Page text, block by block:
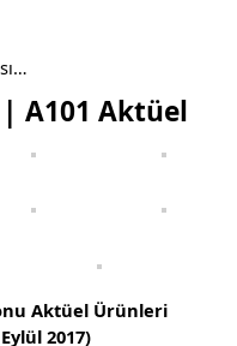
| A101 Aktüel
Aktüel Ürünleri
2017)